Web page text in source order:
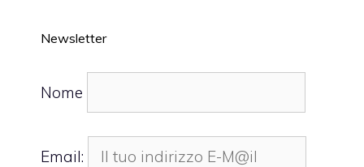
Newsletter
Nome
Email: